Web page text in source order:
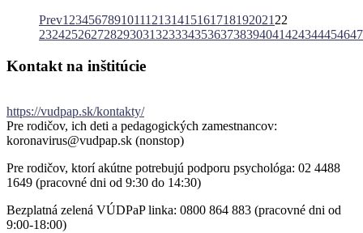
Prev1 23456789101112131415161718192021 22
23242526272829303132333435363738394041424344454647
Kontakt na inštitúcie
https://vudpap.sk/kontakty/
Pre rodičov, ich deti a pedagogických zamestnancov:
koronavirus@vudpap.sk (nonstop)
Pre rodičov, ktorí akútne potrebujú podporu psychológa: 02 4488
1649 (pracovné dni od 9:30 do 14:30)
Bezplatná zelená VÚDPaP linka: 0800 864 883 (pracovné dni od
9:00-18:00)